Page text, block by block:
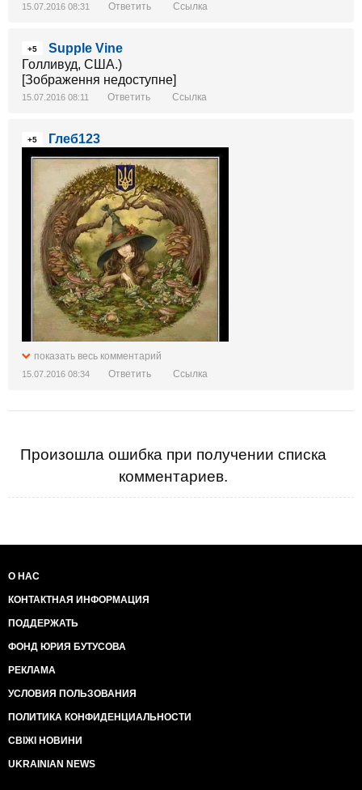
15.07.2016 08:31 Ответить Ссылка
+5
Supple Vine
Голливуд, США.)
[Зображення недоступне]
15.07.2016 08:11 Ответить Ссылка
+5 Глеб123
показать весь комментарий
15.07.2016 08:34 Ответить Ссылка
Произошла ошибка при получении списка
комментариев.
О НАС
КОНТАКТНАЯ ИНФОРМАЦИЯ
ПОДДЕРЖАТЬ
ФОНД ЮРИЯ БУТУСОВА
РЕКЛАМА
УСЛОВИЯ ПОЛЬЗОВАНИЯ
ПОЛИТИКА КОНФИДЕНЦИАЛЬНОСТИ
СВІЖІ НОВИНИ
UKRAINIAN NEWS